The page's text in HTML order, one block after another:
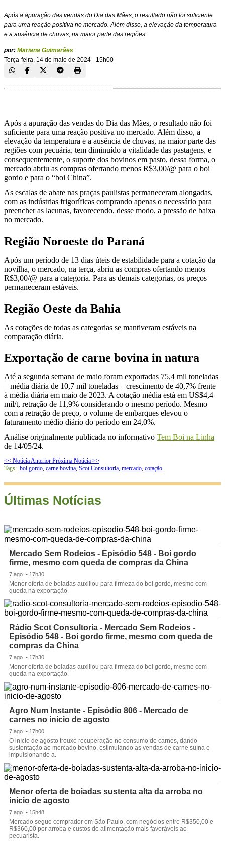
Após a apuração das vendas do Dia das Mães, o resultado não foi suficiente
para uma reação positiva no mercado. Além disso, a elevação da temperatura
e a ausência de chuvas, na maior parte das regiões
por: Mariana Guimarães
Terça-feira, 14 de maio de 2024 - 15h00
Após a apuração das vendas do Dia das Mães, o resultado não foi
suficiente para uma reação positiva no mercado. Além disso, a
elevação da temperatura e a ausência de chuvas, na maior parte das
regiões com pecuária, tem diminuído a vitalidade das pastagens, e
consequentemente, o suporte dos bovinos em pasto, dessa forma, o
mercado abriu as compras ofertando menos R$3,00/@ para o boi
gordo e para o “boi China”.
As escalas de abate nas praças paulistas permaneceram alongadas,
com as indústrias frigoríficas comprando apenas o necessário para
preencher as lacunas, favorecendo, desse modo, a pressão de baixa
no mercado.
Região Noroeste do Paraná
Após um período de 13 dias úteis de estabilidade para a cotação da
novilha, o mercado, na terça, abriu as compras ofertando menos
R$3,00/@ para a categoria. Para as demais categorias, os preços
permaneceram estáveis.
Região Oeste da Bahia
As cotações de todas as categorias se mantiveram estáveis na
comparação diária.
Exportação de carne bovina in natura
Até a segunda semana de maio foram exportadas 75,4 mil toneladas
– média diária de 10,7 mil toneladas – crescimento de 40,7% frente
à média diária em maio de 2023. A cotação média está em US$4,4
mil/t, retração de 11,9% considerando o mesmo período. Mesmo
com a retração de preço, o volume de embarques elevou o
faturamento médio diário do período em 24,0%.
Análise originalmente publicada no informativo Tem Boi na Linha
de 14/05/24.
<< Notícia Anterior Próxima Notícia >>
Tags: boi gordo carne bovina Scot Consultoria mercado cotação
Últimas Notícias
Mercado Sem Rodeios - Episódio 548 - Boi gordo
firme, mesmo com queda de compras da China
7 ago. • 17h30
Menor oferta de boiadas auxiliou para firmeza do boi gordo, mesmo com
queda na exportação.
Rádio Scot Consultoria - Mercado Sem Rodeios -
Episódio 548 - Boi gordo firme, mesmo com queda de
compras da China
7 ago. • 17h30
Menor oferta de boiadas auxiliou para firmeza do boi gordo, mesmo com
queda na exportação.
Agro Num Instante - Episódio 806 - Mercado de
carnes no início de agosto
7 ago. • 17h00
O início de agosto trouxe recuperação no consumo de carnes, dando
sustentação ao mercado bovino, estimulando as vendas de carne suína e
impulsionando a.
Menor oferta de boiadas sustenta alta da arroba no
início de agosto
7 ago. • 15h48
Mercado segue comprador em São Paulo, com negócios entre R$350,00 e
R$360,00 por arroba e custos de alimentação mais favoráveis ao
pecuarista.